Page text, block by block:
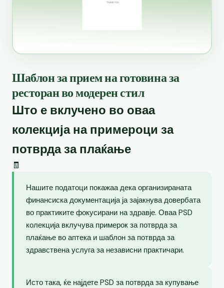
Шаблон за прием на готовина за
ресторан во модерен стил
Што е вклучено во оваа
колекција на примероци за
потврда за плаќање
🧾
Нашите податоци покажаа дека организираната
финансиска документација ја зајакнува довербата
во практиките фокусирани на здравје. Оваа PSD
колекција вклучува примерок за потврда за
плаќање во аптека и шаблон за потврда за
здравствена услуга за независни практичари.
Исто така, ќе најдете PSD за потврда за купување